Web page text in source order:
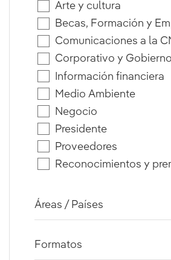
Arte y cultura
Becas, Formación y
Comunicaciones a la
Corporativo y Gobierno
Información financiera
Medio Ambiente
Negocio
Presidente
Proveedores
Reconocimientos y
Áreas / Países
Formatos